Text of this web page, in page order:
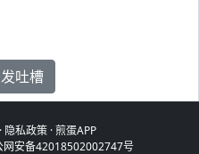
吐槽
· 隐私政策·煎蛋APP
网安备42018502002747号